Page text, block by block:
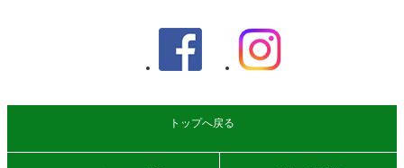
トップへ戻る